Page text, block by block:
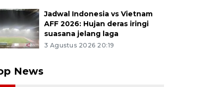
Jadwal Indonesia vs Vietnam
AFF 2026: Hujan deras iringi
suasana jelang laga
3 Agustus 2026 20:19
News